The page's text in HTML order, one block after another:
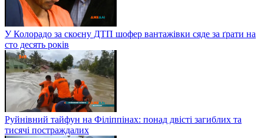
У Колорадо за скоєну ДТП шофер вантажівки сяде за ґрати на
сто десять років
Руйнівний тайфун на Філіппінах: понад двісті загиблих та
тисячі постраждалих